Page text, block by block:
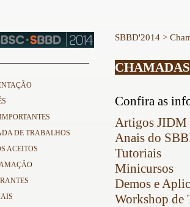
DE TRABALHOS
ACEITOS
SBBD'2014 >
Confira as
Artigos JIDM
Anais do
Tutoriais
Minicursos
Demos e
Workshop de